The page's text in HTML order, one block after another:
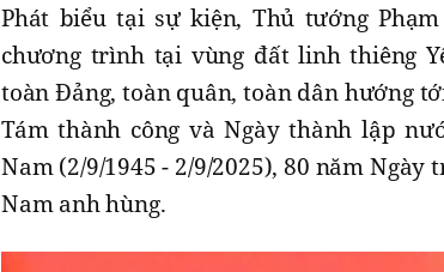
Phát biểu tại sự kiện, Thủ tướng
chương trình tại vùng đất linh thiêng
toàn Đảng, toàn quân, toàn dân hướng
Tám thành công và Ngày thành lập
Nam (2/9/1945 - 2/9/2025), 80 năm
Nam anh hùng.